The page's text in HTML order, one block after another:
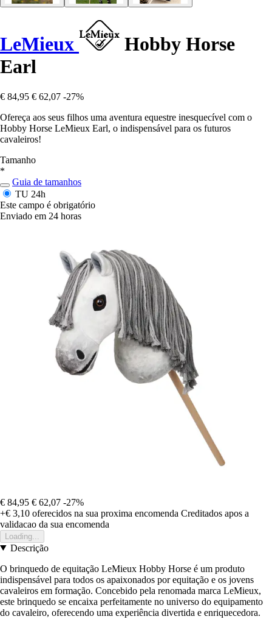
LeMieux
Hobby Horse
Earl
€ 84,95 € 62,07 -27%
Ofereça aos seus filhos uma aventura equestre inesquecível com o
Hobby Horse LeMieux Earl, o indispensável para os futuros
cavaleiros!
Tamanho
*
Guia de tamanhos
TU 24h
Este campo é obrigatório
Enviado em 24 horas
€ 84,95 € 62,07 -27%
+€ 3,10 oferecidos na sua proxima encomenda Creditados apos a
validacao da sua encomenda
Loading...
Descrição
O brinquedo de equitação LeMieux Hobby Horse é um produto
indispensável para todos os apaixonados por equitação e os jovens
cavaleiros em formação. Concebido pela renomada marca LeMieux,
este brinquedo se encaixa perfeitamente no universo do equipamento
do cavaleiro, oferecendo uma experiência divertida e enriquecedora.